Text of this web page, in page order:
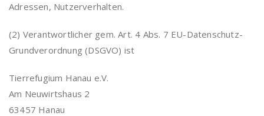
Adressen, Nutzerverhalten.
(2) Verantwortlicher gem. Art. 4 Abs. 7 EU-Datenschutz-
Grundverordnung (DSGVO) ist
Tierrefugium Hanau e.V.
Am Neuwirtshaus 2
63457 Hanau